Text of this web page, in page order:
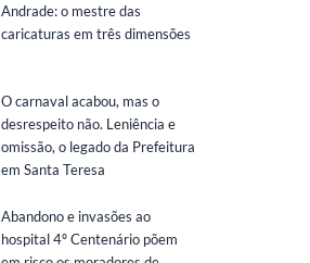
Andrade: o mestre das
caricaturas em três dimensões
O carnaval acabou, mas o
desrespeito não. Leniência e
omissão, o legado da Prefeitura
em Santa Teresa
Abandono e invasões ao
hospital 4º Centenário põem